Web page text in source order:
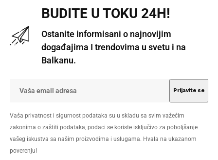
BUDITE U TOKU 24H!
Ostanite informisani o najnovijim
događajima I trendovima u svetu i na
Balkanu.
Vaša privatnost i sigurnost podataka su u skladu sa svim važećim
zakonima o zaštiti podataka, podaci se koriste isključivo za poboljšanje
vašeg iskustva sa našim proizvodima i uslugama. Hvala na ukazanom
poverenju!